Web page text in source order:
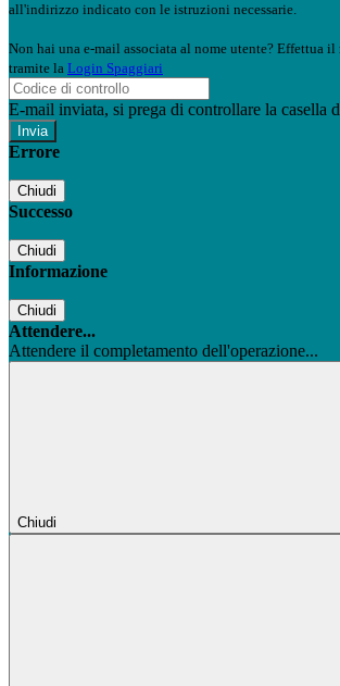
all'indirizzo indicato con le istruzioni necessarie.
Non hai una e-mail associata al nome utente? Effettua il
tramite la Login Spaggiari
E-mail inviata, si prega di controllare la casella
Errore
Chiudi
Successo
Chiudi
Informazione
Chiudi
Attendere...
Attendere il completamento dell'operazione...
Chiudi